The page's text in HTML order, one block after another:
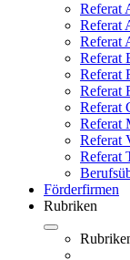
Referat
Referat
Referat
Referat
Referat
Referat
Referat
Referat
Referat
Referat
Förderfirmen
Rubriken